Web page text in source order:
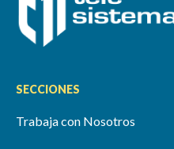
SECCIONES
Trabaja con Nosotros